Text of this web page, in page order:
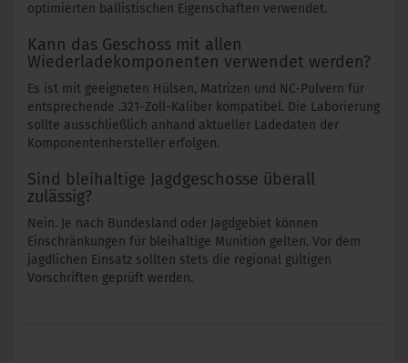
optimierten ballistischen Eigenschaften verwendet.
Kann das Geschoss mit allen
Wiederladekomponenten verwendet werden?
Es ist mit geeigneten Hülsen, Matrizen und NC-Pulvern für
entsprechende .321-Zoll-Kaliber kompatibel. Die Laborierung
sollte ausschließlich anhand aktueller Ladedaten der
Komponentenhersteller erfolgen.
Sind bleihaltige Jagdgeschosse überall
zulässig?
Nein. Je nach Bundesland oder Jagdgebiet können
Einschränkungen für bleihaltige Munition gelten. Vor dem
jagdlichen Einsatz sollten stets die regional gültigen
Vorschriften geprüft werden.